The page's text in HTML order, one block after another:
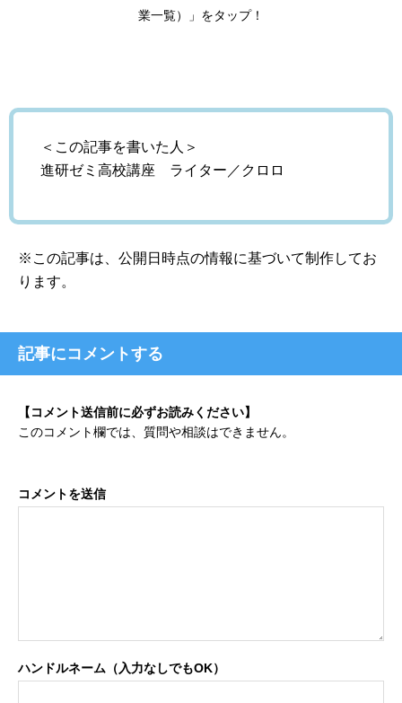
業一覧）」をタップ！
＜この記事を書いた人＞
進研ゼミ高校講座 ライター／クロロ
※この記事は、公開日時点の情報に基づいて制作してお
ります。
記事にコメントする
【コメント送信前に必ずお読みください】
このコメント欄では、質問や相談はできません。
コメントを送信
ハンドルネーム（入力なしでもOK）